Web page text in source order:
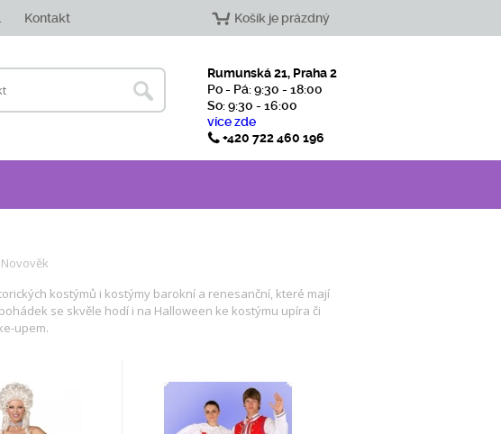
Kontakt Košík je prázdný
Rumunská 21, Praha 2
Po - Pá: 9:30 - 18:00
So: 9:30 - 16:00
více zde
+420 722 460 196
kostýmů i kostýmy barokní a renesanční, které mají
se skvěle hodí i na Halloween ke kostýmu upíra či
upem.